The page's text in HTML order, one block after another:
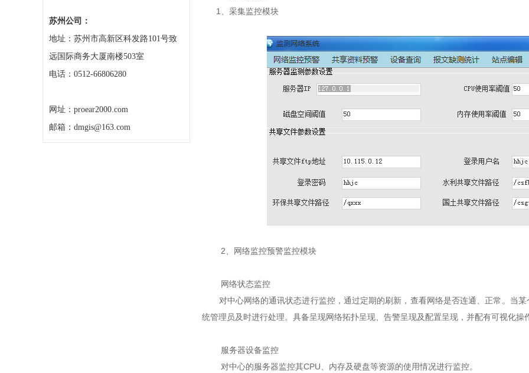
苏州公司：
地址：苏州市高新区科发路101号致
远国际商务大厦南楼503室
电话：0512-66806280
网址：proear2000.com
邮箱：dmgis@163.com
1、采集监控模块
2、网络监控预警监控模块
网络状态监控
对中心网络的通讯状态进行监控，通过定期的刷新，查看网络是否连通、正常。当某
统管理员及时进行处理。具备呈现网络拓扑呈现、告警呈现及配置呈现，并配有可视化
服务器设备监控
对中心的服务器监控其CPU、内存及硬盘等资源的使用情况进行监控。